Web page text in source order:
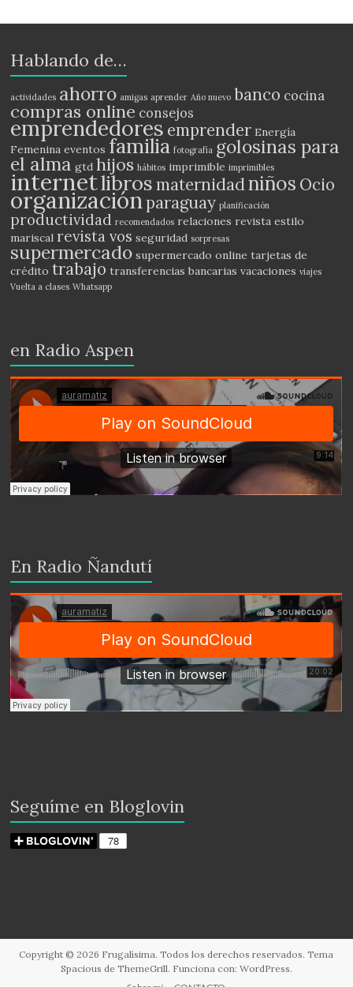
Hablando de…
actividades ahorro amigas aprender Año nuevo banco cocina
compras online consejos
emprendedores emprender Energía
Femenina eventos familia fotografía golosinas para
el alma gtd hijos hábitos imprimible imprimibles
internetlibros maternidadniños Ocio
organizaciónparaguay planificación
productividad recomendados relaciones revista estilo
mariscal revista vos seguridad sorpresas
supermercado supermercado online tarjetas de
crédito trabajo transferencias bancarias vacaciones viajes
Vuelta a clases Whatsapp
en Radio Aspen
En Radio Ñandutí
Seguíme en Bloglovin
Copyright © 2026 Frugalísima. Todos los derechos reservados. Tema
Spacious de ThemeGrill. Funciona con: WordPress.